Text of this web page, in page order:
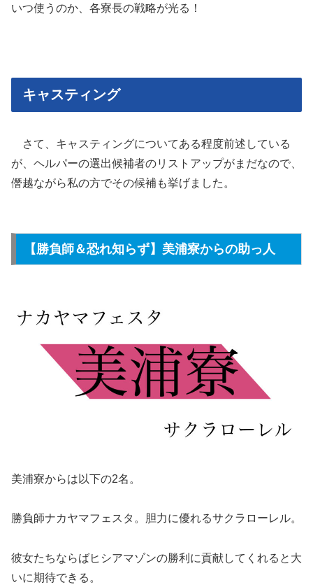
いつ使うのか、各寮長の戦略が光る！
キャスティング
さて、キャスティングについてある程度前述している
が、ヘルパーの選出候補者のリストアップがまだなので、
僭越ながら私の方でその候補も挙げました。
【勝負師＆恐れ知らず】美浦寮からの助っ人
美浦寮からは以下の2名。
勝負師ナカヤマフェスタ。胆力に優れるサクラローレル。
彼女たちならばヒシアマゾンの勝利に貢献してくれると大
いに期待できる。